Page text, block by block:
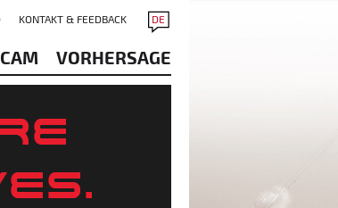
VORHERSAGE
KONTAKT & FEEDBACK DE